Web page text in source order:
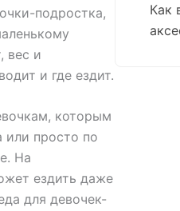
подростка,
вес и
и где ездит.
которым
или просто по
На
ездить даже
для девочек-
Как